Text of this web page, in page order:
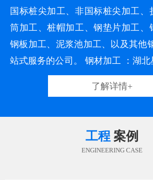
国标桩尖加工、非国标桩尖加工、
筒加工、桩帽加工、钢垫片加工、
钢板加工、泥浆池加工、以及其他
站式服务的公司。 钢材加工 ：湖
技有限责任公司加工钢板一类产品
期各类加工钢板库存达到5000吨，
良的生产平台，培养了一支专业的
了解详情+
工程 案例
ENGINEERING CASE